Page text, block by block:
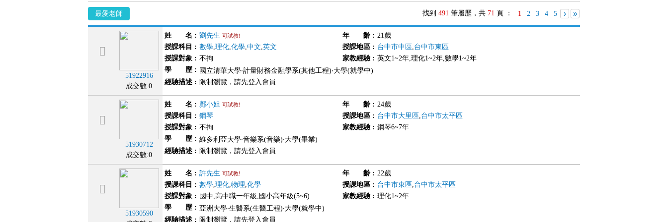
最愛老師 找到 491 筆履歷，共 71 頁 ： 1 2 3 4 5 › »
51922916
成交數:0
姓 名 : 劉先生 可試教! 年 齡: 21歲
授課科目 : 數學,理化,化學,中文,英文 授課地區: 台中市中區,台中市東區
授課對象 : 不拘 家教經驗: 英文1~2年,理化1~2年,數學1~2年
學 歷 : 國立清華大學‧計量財務金融學系(其他工程)‧大學(就學中)
經驗描述 : 限制瀏覽，請先登入會員
51930712
成交數:0
姓 名 : 鄺小姐 可試教! 年 齡: 24歲
授課科目 : 鋼琴 授課地區: 台中市大里區,台中市太平區
授課對象 : 不拘 家教經驗: 鋼琴6~7年
學 歷 : 維多利亞大學‧音樂系(音樂)‧大學(畢業)
經驗描述 : 限制瀏覽，請先登入會員
51930590
姓 名 : 許先生 可試教! 年 齡: 22歲
授課科目 : 數學,理化,物理,化學 授課地區: 台中市東區,台中市太平區
授課對象 : 國中,高中職一年級,國小高年級(5~6) 家教經驗: 理化1~2年
學 歷 : 亞洲大學‧生醫系(生醫工程)‧大學(就學中)
經驗描述 : 限制瀏覽，請先登入會員